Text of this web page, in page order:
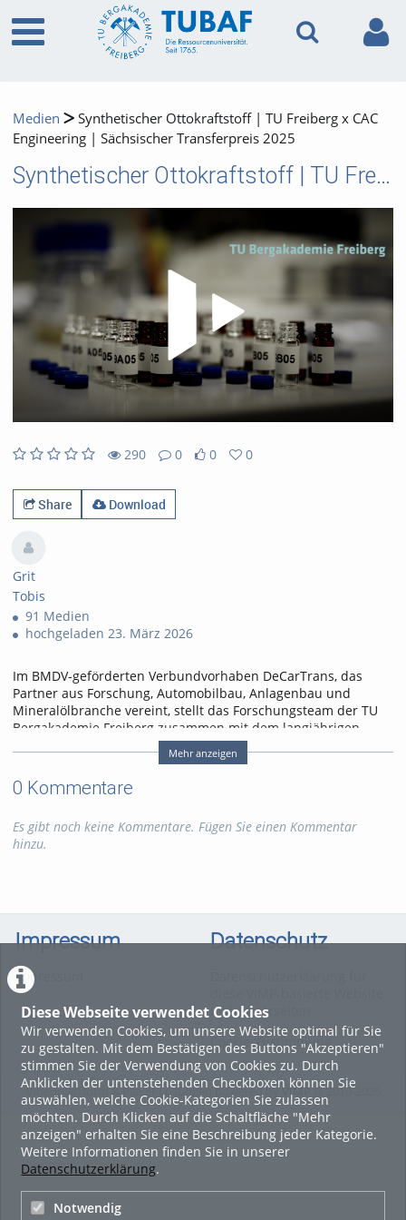
Diese Webseite verwendet Cookies
Wir verwenden Cookies, um unsere Website optimal für Sie
zu gestalten. Mit dem Bestätigen des Buttons "Akzeptieren"
stimmen Sie der Verwendung von Cookies zu. Durch
Anklicken der untenstehenden Checkboxen können Sie
auswählen, welche Cookie-Kategorien Sie zulassen
möchten. Durch Klicken auf die Schaltfläche "Mehr
anzeigen" erhalten Sie eine Beschreibung jeder Kategorie.
Weitere Informationen finden Sie in unserer
Datenschutzerklärung.
Notwendig
Medien
Synthetischer Ottokraftstoff | TU Freiberg x CAC
Engineering | Sächsischer Transferpreis 2025
Synthetischer Ottokraftstoff | TU Freiberg x CAC Engineering | Sächsischer Transferpreis 2025
290
0
0
0
Share
Download
Grit
Tobis
91 Medien
hochgeladen 23. März 2026
Im BMDV-geförderten Verbundvorhaben DeCarTrans, das
Partner aus Forschung, Automobilbau, Anlagenbau und
Mineralölbranche vereint, stellt das Forschungsteam der TU
Bergakademie Freiberg zusammen mit dem langjährigen
Kooperationspartner CAC ENGINEERING GmbH bis 2026
mehrere hundert Kubikmeter synthetischen Ottokraftstoff
her, der in der Freiberger Großforschungsanlage aus Bio-
Methanol erzeugt wird.
Tags:
efuel; iec; tubaf
Veranstaltungen,Marketing,
Neues
Verfahrenstechnik
Mehr anzeigen
0 Kommentare
Es gibt noch keine Kommentare. Fügen Sie einen Kommentar
hinzu.
Impressum
Impressum
Datenschutz
inkl. Unterseiten
Cookie-Zustimmung
Videoplattform & Player Lösungen powered byVIMP© 2010-2026